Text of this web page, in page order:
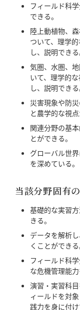
フィールド科
できる。
陸上動植物、
ついて、理学
し、説明できる
気圏、水圏、
いて、理学的
し、説明できる
災害現象や防
と農学的な視
関連分野の基
とができる。
グローバル世
を深めている。
当該分野固有
基礎的な実習
きる。
データを解析
くことができる
フィールド科
な危機管理能力
演習・実習科
ィールドを対
践力を身に付け